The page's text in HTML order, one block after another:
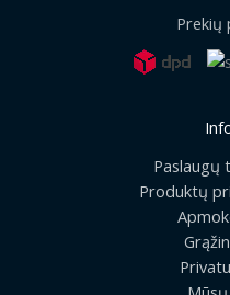
Prekių
Paslaugų
Produktų